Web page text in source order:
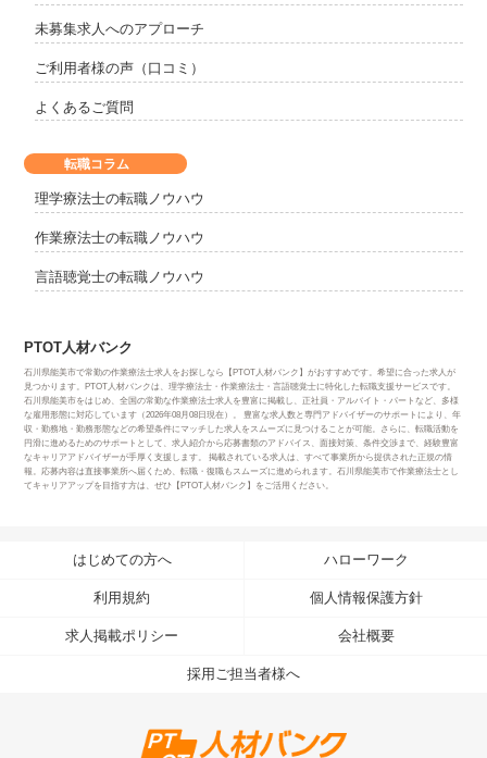
未募集求人へのアプローチ
ご利用者様の声（口コミ）
よくあるご質問
転職コラム
理学療法士の転職ノウハウ
作業療法士の転職ノウハウ
言語聴覚士の転職ノウハウ
PTOT人材バンク
石川県能美市で常勤の作業療法士求人をお探しなら【PTOT人材バンク】がおすすめです。希望に合った求人が
見つかります。PTOT人材バンクは、理学療法士・作業療法士・言語聴覚士に特化した転職支援サービスです。
石川県能美市をはじめ、全国の常勤な作業療法士求人を豊富に掲載し、正社員・アルバイト・パートなど、多様
な雇用形態に対応しています（2026年08月08日現在）。 豊富な求人数と専門アドバイザーのサポートにより、年
収・勤務地・勤務形態などの希望条件にマッチした求人をスムーズに見つけることが可能。さらに、転職活動を
円滑に進めるためのサポートとして、求人紹介から応募書類のアドバイス、面接対策、条件交渉まで、経験豊富
なキャリアアドバイザーが手厚く支援します。 掲載されている求人は、すべて事業所から提供された正規の情
報。応募内容は直接事業所へ届くため、転職・復職もスムーズに進められます。石川県能美市で作業療法士とし
てキャリアアップを目指す方は、ぜひ【PTOT人材バンク】をご活用ください。
はじめての方へ ハローワーク
利用規約 個人情報保護方針
求人掲載ポリシー 会社概要
採用ご担当者様へ